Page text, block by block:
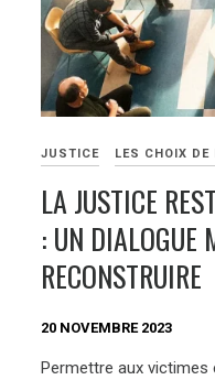
JUSTICE LES CHOIX DE
LA JUSTICE
: UN DIALOGUE
RECONSTRUIRE
20 NOVEMBRE 2023
Permettre aux victimes